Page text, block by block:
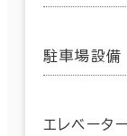
駐車場設備
エレベータ